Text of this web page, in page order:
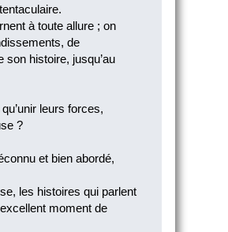
à toute allure ; on
de
histoire, jusqu’au
leurs forces,
?
et bien abordé,
les histoires qui parlent
moment de